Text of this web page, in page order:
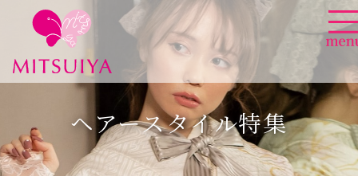
content
一宮、北名古屋の振
ヘアースタイル特集